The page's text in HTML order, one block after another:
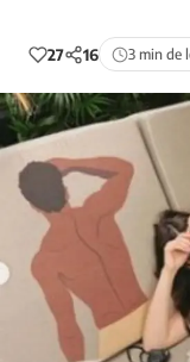
27 16 3 min de